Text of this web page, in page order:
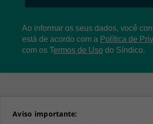
Ao informar os seus dados, você
está de acordo com a Política de
com os Termos de Uso do Síndico.
Aviso importante: